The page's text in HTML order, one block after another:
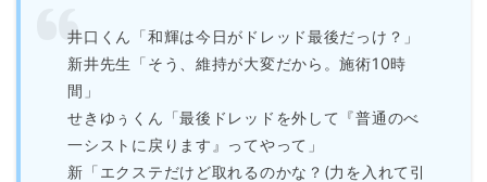
井口くん「和輝は今日がドレッド最後だっけ？」
新井先生「そう、維持が大変だから。施術10時
間」
せきゆぅくん「最後ドレッドを外して『普通のべ
一シストに戻ります』ってやって」
新「エクステだけど取れるのかな？(力を入れて引